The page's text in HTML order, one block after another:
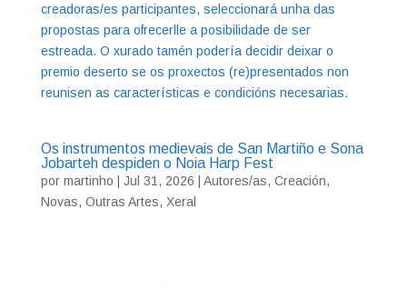
creadoras/es participantes, seleccionará unha das
propostas para ofrecerlle a posibilidade de ser
estreada. O xurado tamén podería decidir deixar o
premio deserto se os proxectos (re)presentados non
reunisen as características e condicións necesarias.
Os instrumentos medievais de San Martiño e Sona
Jobarteh despiden o Noia Harp Fest
por martinho Jul 31, 2026 Autores/as, Creación,
Novas, Outras Artes, Xeral